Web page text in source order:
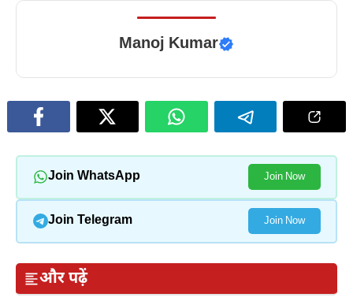
Manoj Kumar
Join WhatsApp Join Now
Join Telegram Join Now
और पढ़ें